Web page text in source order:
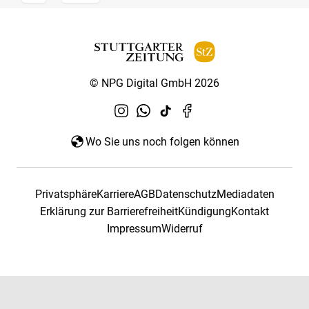
© NPG Digital GmbH 2026
Wo Sie uns noch folgen können
PrivatsphäreKarriereAGBDatenschutzMediadaten
Erklärung zur BarrierefreiheitKündigungKontakt
ImpressumWiderruf